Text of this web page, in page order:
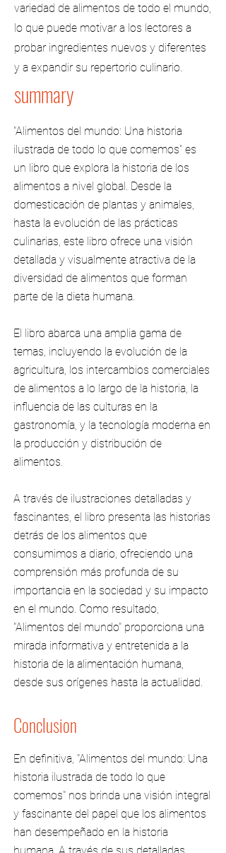
variedad de alimentos de todo el mundo,
lo que puede motivar a los lectores a
probar ingredientes nuevos y diferentes
y a expandir su repertorio culinario.
summary
"Alimentos del mundo: Una historia
ilustrada de todo lo que comemos" es
un libro que explora la historia de los
alimentos a nivel global. Desde la
domesticación de plantas y animales,
hasta la evolución de las prácticas
culinarias, este libro ofrece una visión
detallada y visualmente atractiva de la
diversidad de alimentos que forman
parte de la dieta humana.
El libro abarca una amplia gama de
temas, incluyendo la evolución de la
agricultura, los intercambios comerciales
de alimentos a lo largo de la historia, la
influencia de las culturas en la
gastronomía, y la tecnología moderna en
la producción y distribución de
alimentos.
A través de ilustraciones detalladas y
fascinantes, el libro presenta las historias
detrás de los alimentos que
consumimos a diario, ofreciendo una
comprensión más profunda de su
importancia en la sociedad y su impacto
en el mundo. Como resultado,
"Alimentos del mundo" proporciona una
mirada informativa y entretenida a la
historia de la alimentación humana,
desde sus orígenes hasta la actualidad.
Conclusion
En definitiva, "Alimentos del mundo: Una
historia ilustrada de todo lo que
comemos" nos brinda una visión integral
y fascinante del papel que los alimentos
han desempeñado en la historia
humana. A través de sus detalladas